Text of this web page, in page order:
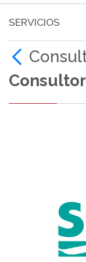
SERVICIOS